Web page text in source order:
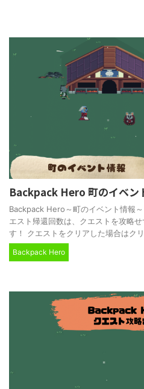
Backpack Hero 町のイベン
Backpack Hero～町のイベント情報
エスト帰還回数は、クエストを攻略
す！ クエストをクリアした場合はク
Backpack Hero